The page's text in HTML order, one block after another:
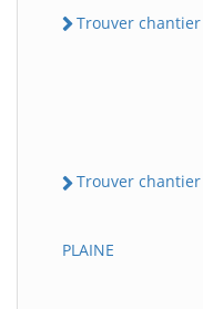
Trouver chantier
Trouver chantier
PLAINE